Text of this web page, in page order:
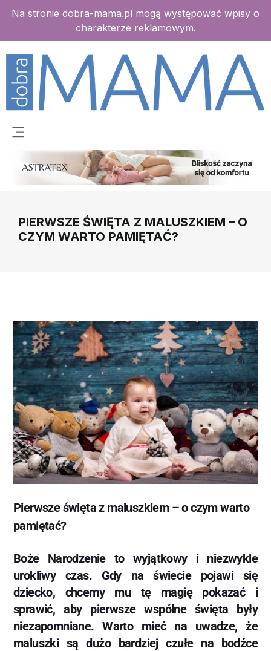
Na stronie dobra-mama.pl mogą występować wpisy o
charakterze reklamowym.
PIERWSZE ŚWIĘTA Z MALUSZKIEM – O
CZYM WARTO PAMIĘTAĆ?
Pierwsze święta z maluszkiem – o czym warto
pamiętać?
Boże Narodzenie to wyjątkowy i niezwykle
urokliwy czas. Gdy na świecie pojawi się
dziecko, chcemy mu tę magię pokazać i
sprawić, aby pierwsze wspólne święta były
niezapomniane. Warto mieć na uwadze, że
maluszki są dużo bardziej czułe na bodźce